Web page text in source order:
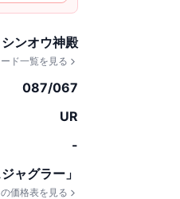
シンオウ神殿
ド一覧を見る
087/067
UR
-
ャグラー」
価格表を見る